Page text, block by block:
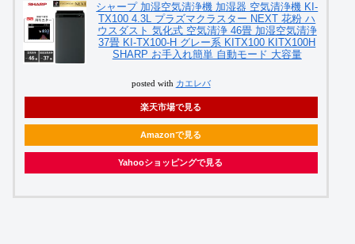
シャープ 加湿空気清浄機 加湿器 空気清浄機 KI-
TX100 4.3L プラズマクラスター NEXT 花粉 ハ
ウスダスト 気化式 空気清浄 46畳 加湿空気清浄
37畳 KI-TX100-H グレー系 KITX100 KITX100H
SHARP お手入れ簡単 自動モード 大容量
posted with カエレバ
楽天市場で見る
Amazonで見る
Yahooショッピングで見る